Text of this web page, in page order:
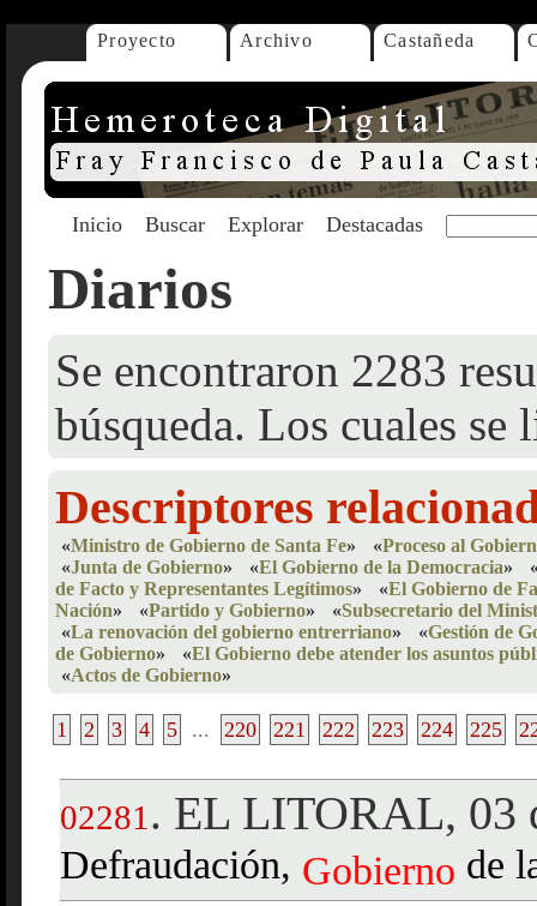
Proyecto Archivo Castañeda
Inicio Buscar Explorar Destacadas
Diarios
Se encontraron 2283
búsqueda. Los cuales se
Descriptores
«Ministro de Gobierno de Santa Fe» «Proceso al
«Junta de Gobierno» «El Gobierno de la Democracia»
de Facto y Representantes Legítimos» «El Gobierno de
Nación» «Partido y Gobierno» «Subsecretario del
«La renovación del gobierno entrerriano» «Gestión de
de Gobierno» «El Gobierno debe atender los asuntos
«Actos de Gobierno»
1 2 3 4 5 ... 220 221 222 223 224 225
02281 . EL LITORAL, 03
Defraudación, Gobierno de